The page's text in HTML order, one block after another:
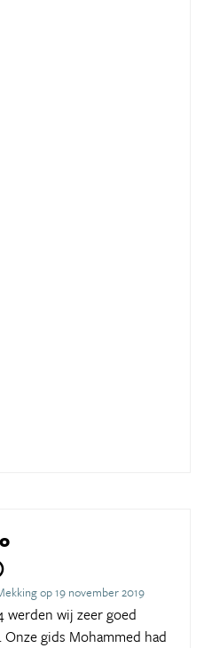
op 19 november 2019
werden wij zeer goed
gids Mohammed had